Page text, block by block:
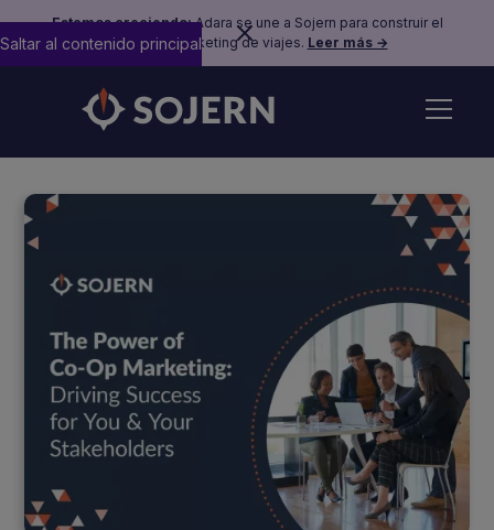
Estamos creciendo:Adara se une a Sojern para construir el
futuro del marketing de viajes. Leer más →
Saltar al contenido principal